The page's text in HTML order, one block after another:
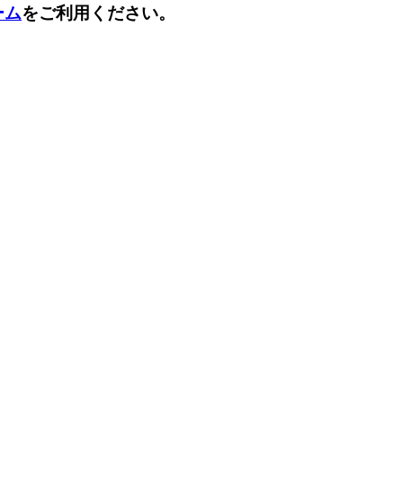
ムをご利用ください。